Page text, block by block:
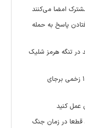
امضا می‌کنند
پاسخ به حمله
در تنگه هرمز شلیک
انفجار اتوبوس در حومه دمشق ۲ کشته و ۱۳ زخمی برجای
عمل کنید
قطعا در زمان جنگ